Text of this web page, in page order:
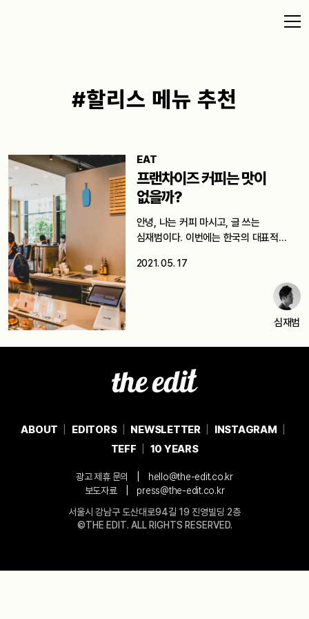
#할리스 메뉴 추천
EAT
프랜차이즈 커피는 맛이
없을까?
안녕, 나는 커피 마시고, 글 쓰는
심재범이다. 이번에는 한국의 대표적…
2021. 05. 17
심재범
ABOUT EDITORS NEWSLETTER
INSTAGRAM
TEFF
10 YEARS
광고 제휴 문의
hello@the-edit.co.kr
보도자료
press@the-edit.co.kr
서울시 강남구 도산대로94길 19 진영빌딩 2층
©THE EDIT. ALL RIGHTS RESERVED.